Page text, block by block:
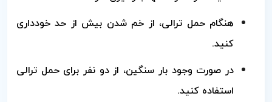
هنگام حمل ترالی، از خم شدن بیش از حد خودداری
کنید.
در صورت وجود بار سنگین، از دو نفر برای حمل ترالی
استفاده کنید.